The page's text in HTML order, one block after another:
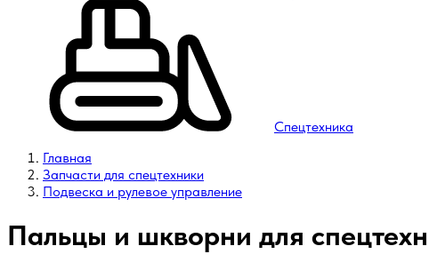
Спецтехника
Главная
Запчасти для спецтехники
Подвеска и рулевое управление
Пальцы и шкворни для